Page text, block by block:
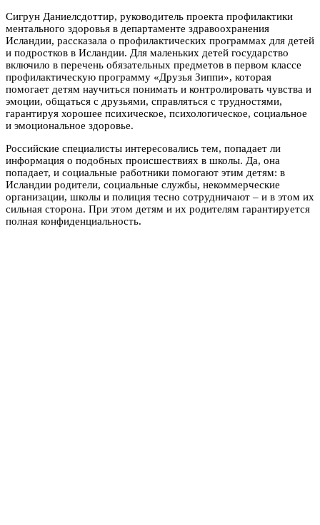
Сигрун Даниелсдоттир, руководитель проекта профилактики
ментального здоровья в департаменте здравоохранения
Исландии, рассказала о профилактических программах для детей
и подростков в Исландии. Для маленьких детей государство
включило в перечень обязательных предметов в первом классе
профилактическую программу «Друзья Зиппи», которая
помогает детям научиться понимать и контролировать чувства и
эмоции, общаться с друзьями, справляться с трудностями,
гарантируя хорошее психическое, психологическое, социальное
и эмоциональное здоровье.
Российские специалисты интересовались тем, попадает ли
информация о подобных происшествиях в школы. Да, она
попадает, и социальные работники помогают этим детям: в
Исландии родители, социальные службы, некоммерческие
организации, школы и полиция тесно сотрудничают – и в этом их
сильная сторона. При этом детям и их родителям гарантируется
полная конфиденциальность.